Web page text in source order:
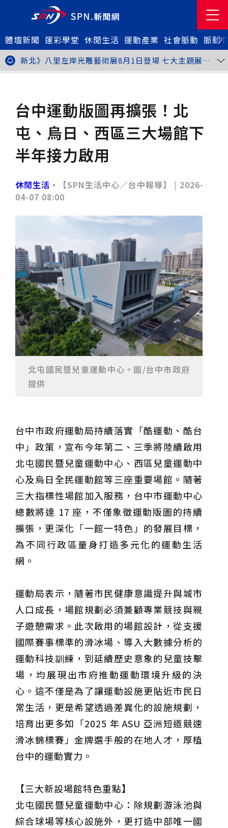
體壇新聞 運彩學堂 休閒生活 運動產業 社會脈動 脈動
金牌搖籃驚傳「球荒」！江啟臣偕運彩公會挺萬和國
中，捐贈 1800 顆羽球助小將 4 月全中運奪金
台中》15分鐘的診療，13年的堅持！ 中山醫大牙醫系
跨海義診13年
新北》八里左岸光雕藝術展8月1日登場 七大主題展區
打造夏夜光影盛宴
台中》中聯油脂案釀全民恐慌 議員張芬郁質詢轟食安稽
適圈」祕笈
台中》食安風暴擴大 中彰投苗縣市長參選人提「食安聯
防治理平台」等3主張
台中》中山醫大攜手新創登陸亞洲生技展 發表「微奈米
眼用鏡片」等13項臨床研發技術
高雄》啟用近30年迎來外觀與結構重塑 高雄旗津輪渡
站改造完工啟用
縮短藥效等待期！中山附醫引進速效抗憂鬱鼻噴劑 24
小時內見效、助重症患者重返社會
台北》首創水資源循環教育園區 民生水資再生廠環教館
正式啟用
專題人物》我不是會長，是歐巴桑！」穆閩珠自掏腰包
台中》中捷聯名VTuber活動告捷 首5日運量增24%周
邊營收破250萬
台中》看好綠美圖 大巨蛋商機！星享道攜手萬豪 打造
23名、全台醫學大學第3名
桃園市籌備115年全民運動會 體育局：預計9月前完成
2026年金星最佳觀賞期將至 週五日落後仰角達全年最
台中》中山醫大響應「30+大學計畫」 推出餐飲經營與
高齡照護學分專班
三星伴月聯手金星近鬼宿星團 端午連假西方低空上演天
文秀
台中》端午節前勞累驚覺單側無力 攤商「亞急性腦出
血」醫籲三徵兆速就醫
台中》跨越萬里深耕20年 中山附醫協助吐瓦魯建置首
套急診檢傷系統
世足》姆巴佩梅開二度破隊史紀錄 法國3比1擊敗塞內
加爾奪世界盃開門紅
搶攻端午連假人潮 臺北天文館推銀河特展與免費劇場搶
客
台中》萬豐國小奪少棒全國冠軍 赴美參賽盼各界正視
500萬經費缺口
蕭美琴視察帛琉Malakal島開發計畫 盼深化台帛水產與
醫療合作
婦人眼角冒水皰確診帶狀皰疹 臺中醫院跨科即時診治化
解失明與腦炎危機
參山處「梨山原民歌舞與工藝體驗」6月登場 結合永續
觀光推深度部落旅遊
台中》中央挹注逾8成！蔡其昌爭取4980萬 翻新清水五
權路道路與人行步道
智慧科技解救護士的腿！中山醫大與仁寶攜手「送藥機
器人」月省醫護120公里步程
台北》污水廠變身都市綠洲！內湖運動公園全新戲水區
盛大開放 智慧預約環教體驗
嘉義》搶攻端午親子商機！嘉義縣推「沉浸式角色扮
年，靠「第二大腦」獨自來台分享生命淚水
國際保育盛事首移師亞洲 Joint TAG全球專家會議臺北
登場
綠營中投參選人合體 拋「中投新市鎮」 交通與醫療跨
甲 萬人爭躦轎底響徹夜空
MLB》鄧愷威6局飆6K完封小熊奪第3勝！宰制力複製
「王建民建仔旋風」引爆世代傳承鐵觀音節政大登場 結合大文山友善食農與地方創生
臺德技職教育深層對話！德國Walther Rathenau師生
造訪大安高工 體驗端午文化與前瞻工業實作
迎端午、抗酷暑！臺中盛夏水域系列活動本周六起兩地
開划
課堂搬到菜市場！北市13校「游於藝」成果展 導覽小
尖兵用藝術「說」出千年風俗
20年淬鍊！貓空纜車運量突破4,000萬人次 「天空綠
洲」成國際打卡新地標
熊鷹羽毛與保育的兩難！金甌女中師生齊聚《飛吧！熊
鷹》特映會 深化原民文化與生態永續教育
29件神級作品齊聚葫蘆墩！「藝馬登豐」2026台灣工
藝之家聯展震撼登場
跨越百年的生物觀測！科博館、成大《時空丈量師》特
展：讓典藏標本說出氣候變遷真相
睽違七年！精品郵輪「島嶼天空號」首航臺中港 參山處
跨海義診13年
台中運動版圖再擴張！北
屯、烏日、西區三大場館下
半年接力啟用
休閒生活 •【SPN生活中心／台中報導】 | 2026-
04-07 08:00
北屯國民暨兒童運動中心。圖/台中市政府
提供
台中市政府運動局持續落實「酷運動、酷台
中」政策，宣布今年第二、三季將陸續啟用
北屯國民暨兒童運動中心、西區兒童運動中
心及烏日全民運動館等三座重要場館。隨著
三大指標性場館加入服務，台中市運動中心
總數將達 17 座，不僅象徵運動版圖的持續
擴張，更深化「一館一特色」的發展目標，
為不同行政區量身打造多元化的運動生活
網。
運動局表示，隨著市民健康意識提升與城市
人口成長，場館規劃必須兼顧專業競技與親
子遊憩需求。此次啟用的場館設計，從支援
國際賽事標準的滑冰場、導入大數據分析的
運動科技訓練，到延續歷史意象的兒童技擊
場，均展現出市府推動運動環境升級的決
心。這不僅是為了讓運動設施更貼近市民日
常生活，更是希望透過差異化的設施規劃，
培育出更多如「2025 年 ASU 亞洲短道競速
滑冰錦標賽」金牌選手般的在地人才，厚植
台中的運動實力。
【三大新設場館特色重點】
北屯國民暨兒童運動中心：除規劃游泳池與
綜合球場等核心設施外，更打造中部唯一國